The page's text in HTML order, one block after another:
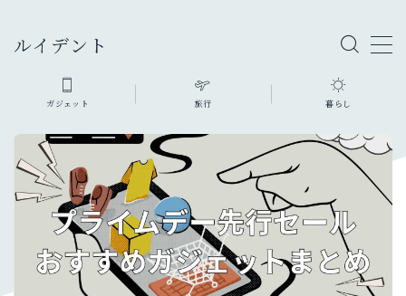
ルイデント
カメラ
旅行グッズ
ファッション・小物
充電器・モバイルバッテリー
暮らしのモノ
生活家電・雑貨
ガジェット 旅行 暮らし